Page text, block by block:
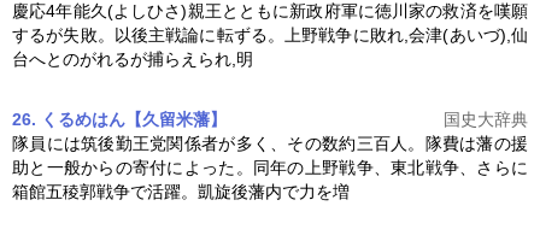
慶応4年能久(よしひさ)親王とともに新政府軍に徳川家の救済を嘆願
するが失敗。以後主戦論に転ずる。
上野戦争に敗れ,会津(あいづ),仙
台へとのがれるが捕らえられ,明
26. くるめはん【久留米藩】
国史大辞典
隊員には筑後勤王党関係者が多く、その数約三百人。隊費は藩の援
助と一般からの寄付によった。同年の 上野戦争、東北戦争、さらに
箱館五稜郭戦争で活躍。凱旋後藩内で力を増